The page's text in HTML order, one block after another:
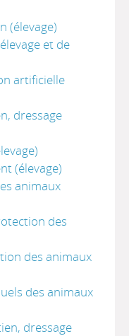
(élevage)
et de
artificielle
dressage
(élevage)
animaux
des
des animaux
des animaux
dressage